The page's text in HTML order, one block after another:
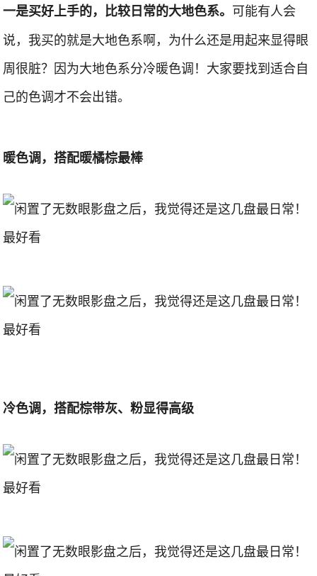
一是买好上手的，比较日常的大地色系。 可能有人会
说，我买的就是大地色系啊，为什么还是用起来显得眼
周很脏？因为大地色系分冷暖色调！大家要找到适合自
己的色调才不会出错。
暖色调，搭配暖橘棕最棒
冷色调，搭配棕带灰、粉显得高级